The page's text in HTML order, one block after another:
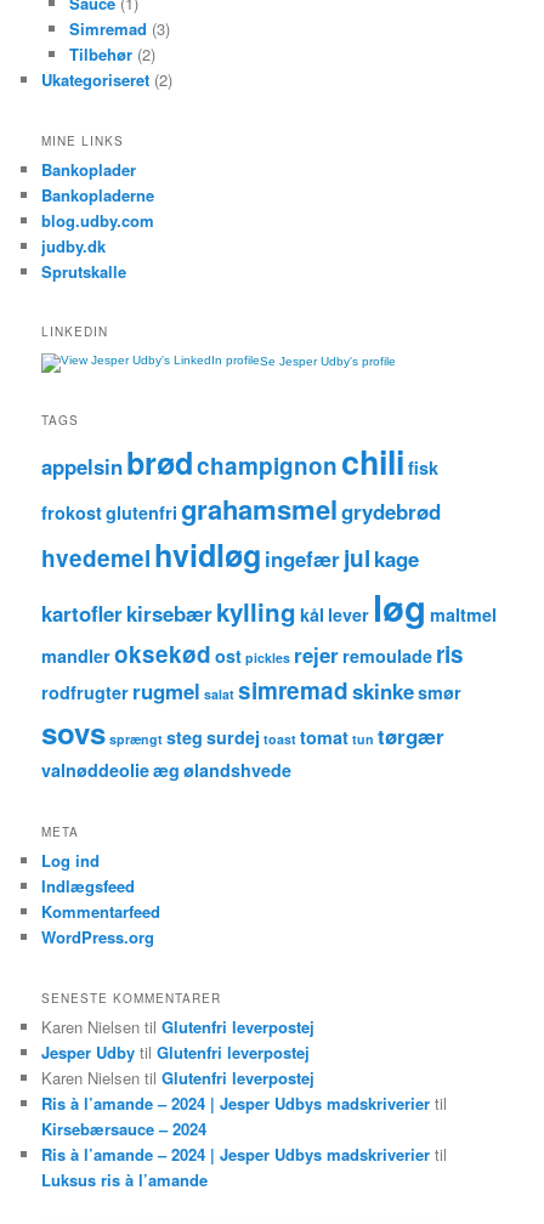
Simremad (3)
Tilbehør(2)
Ukategoriseret (2)
MINE LINKS
Bankoplader
Bankopladerne
blog.udby.com
judby.dk
Sprutskalle
LINKEDIN
Se Jesper Udby's profile
TAGS
appelsinbrødchampignonchili fisk
frokostglutenfri grahamsmelgrydebrød
hvedemelhvidløg ingefærjul kage
kartoflerkirsebærkylling kål lever løg maltmel
mandleroksekød ost pickles rejer remoulade ris
rodfrugter rugmel salat simremadskinkesmør
sovs sprængt steg surdej toast tomat tun tørgær
valnøddeolieæg ølandshvede
META
Log ind
Indlægsfeed
Kommentarfeed
WordPress.org
SENESTE KOMMENTARER
Karen Nielsen tilGlutenfri leverpostej
Jesper Udby tilGlutenfri leverpostej
Karen Nielsen tilGlutenfri leverpostej
Ris à l’amande – 2024 | Jesper Udbys madskriverier til
Kirsebærsauce – 2024
Ris à l’amande – 2024 | Jesper Udbys madskriverier til
Luksus ris à l’amande